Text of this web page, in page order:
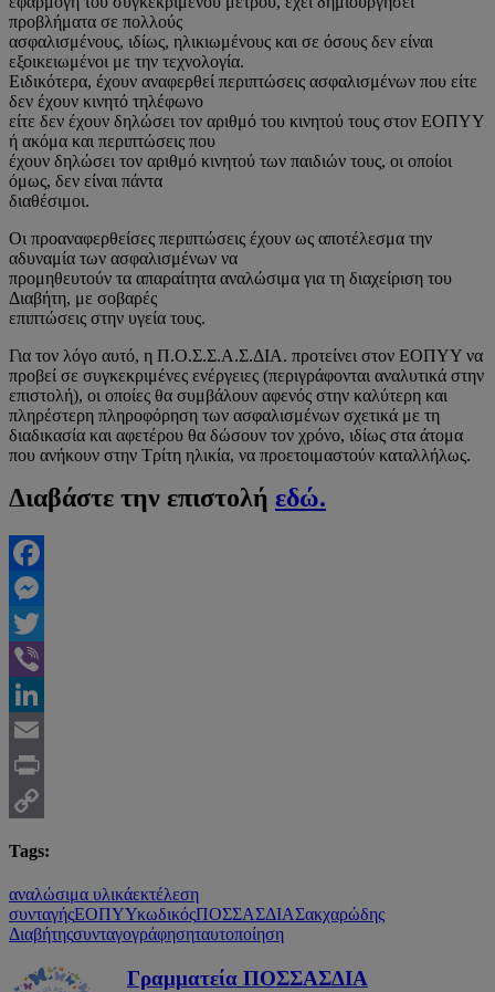
προβλήματα σε πολλούς
ασφαλισμένους, ιδίως, ηλικιωμένους και σε όσους δεν είναι
εξοικειωμένοι με την τεχνολογία.
Ειδικότερα, έχουν αναφερθεί περιπτώσεις ασφαλισμένων που είτε
δεν έχουν κινητό τηλέφωνο
είτε δεν έχουν δηλώσει τον αριθμό του κινητού τους στον ΕΟΠΥΥ
ή ακόμα και περιπτώσεις που
έχουν δηλώσει τον αριθμό κινητού των παιδιών τους, οι οποίοι
όμως, δεν είναι πάντα
διαθέσιμοι.
Οι προαναφερθείσες περιπτώσεις έχουν ως αποτέλεσμα την
αδυναμία των ασφαλισμένων να
προμηθευτούν τα απαραίτητα αναλώσιμα για τη διαχείριση του
Διαβήτη, με σοβαρές
επιπτώσεις στην υγεία τους.
Για τον λόγο αυτό, η Π.Ο.Σ.Σ.Α.Σ.ΔΙΑ. προτείνει στον ΕΟΠΥΥ να
προβεί σε συγκεκριμένες ενέργειες (περιγράφονται αναλυτικά στην
επιστολή), οι οποίες θα συμβάλουν αφενός στην καλύτερη και
πληρέστερη πληροφόρηση των ασφαλισμένων σχετικά με τη
διαδικασία και αφετέρου θα δώσουν τον χρόνο, ιδίως στα άτομα
που ανήκουν στην Τρίτη ηλικία, να προετοιμαστούν καταλλήλως.
Διαβάστε την επιστολή εδώ.
Facebook
Messenger
Twitter
Viber
LinkedIn
Email
Print
Tags:
αναλώσιμα υλικάεκτέλεση
συνταγήςΕΟΠΥΥκωδικόςΠΟΣΣΑΣΔΙΑΣακχαρώδης
Διαβήτηςσυνταγογράφησηταυτοποίηση
Γραμματεία ΠΟΣΣΑΣΔΙΑ